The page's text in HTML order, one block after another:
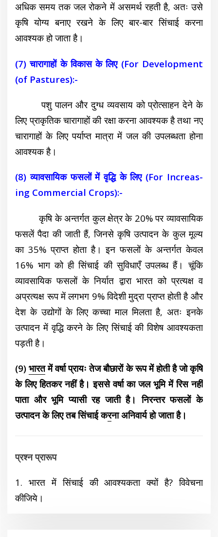
अधिक समय तक जल रोकने में असमर्थ रहती है, अतः उसे
कृषि योग्य बनाए रखने के लिए बार-बार सिंचाई करना
आवश्यक हो जाता है।
(7) चारागाहों के विकास के लिए (For Development
(of Pastures):-
पशु पालन और दुग्ध व्यवसाय को प्रोत्साहन देने के
लिए प्राकृतिक चारागाहों की रक्षा करना आवश्यक है तथा नए
चारागाहों के लिए पर्याप्त मात्रा में जल की उपलब्धता होना
आवश्यक है।
(8) व्यावसायिक फसलों में वृद्धि के लिए (For Increas-
ing Commercial Crops):-
कृषि के अन्तर्गत कुल क्षेत्र के 20% पर व्यावसायिक
फसलें पैदा की जाती हैं, जिनसे कृषि उत्पादन के कुल मूल्य
का 35% प्राप्त होता है। इन फसलों के अन्तर्गत केवल
16% भाग को ही सिंचाई की सुविधाएँ उपलब्ध हैं। चूंकि
व्यावसायिक फसलों के निर्यातद्वाराभारत को प्रत्यक्ष व
अप्रत्यक्ष रूप में लगभग 9% विदेशी मुद्रा प्राप्त होती है और
देश के उद्योगों के लिए कच्चा माल मिलता है, अतः इनके
उत्पादन में वृद्धि करने के लिए सिंचाई की विशेष आवश्यकता
पड़ती है।
(9)भारतमें वर्षा प्रायः तेज बौछारों के रूप में होती है जो कृषि
के लिए हितकर नहीं है। इससे वर्षा का जल भूमि में रिस नहीं
पाता और भूमि प्यासी रह जाती है। निरन्तर फसलों के
उत्पादन के लिए तब सिंचाई करना अनिवार्य हो जाता है।
प्रश्न प्रारूप
1. भारत में सिंचाई की आवश्यकता क्यों है? विवेचना
कीजिये।